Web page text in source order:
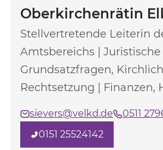
Oberkirchenrätin
Stellvertretende Leiterin
Amtsbereichs | Juristische
Grundsatzfragen,
Rechtsetzung | Finanzen,
sievers@velkd.de
0511
0151 25524142